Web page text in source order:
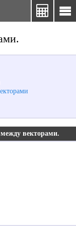


векторами.